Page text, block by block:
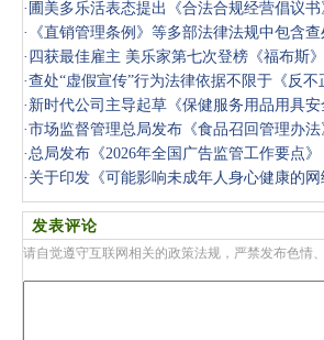
南》正式发
· 圃美多乐活表态提出《合法合规经营倡议书
·
《直销管理条例》等多部法律法规中包含查
传行为”
· 四获最佳雇主 美乐家第七次登榜《福布斯》
·查处“虚假宣传”行为法律依据不限于《反不
法》，《
· 新时代公司主导起草《保健服务用品用具
范》国标发
·市场监督管理总局发布《食品召回管理办法
·总局发布《2026年全国广告监管工作要点》
· 关于印发《可能影响未成年人身心健康的
办法》的
发表评论
请自觉遵守互联网相关的政策法规，严禁发布色情